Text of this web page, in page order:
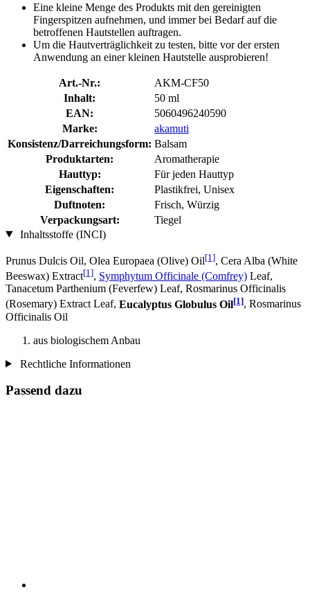
Eine kleine Menge des Produkts mit den gereinigten
Fingerspitzen aufnehmen, und immer bei Bedarf auf die
betroffenen Hautstellen auftragen.
Um die Hautverträglichkeit zu testen, bitte vor der ersten
Anwendung an einer kleinen Hautstelle ausprobieren!
Art.-Nr.:
AKM-CF50
Inhalt:
50 ml
EAN:
5060496240590
Marke:
akamuti
Konsistenz/Darreichungsform: Balsam
Produktarten:
Aromatherapie
Hauttyp:
Für jeden Hauttyp
Eigenschaften:
Plastikfrei, Unisex
Duftnoten:
Frisch, Würzig
Verpackungsart:
Tiegel
Inhaltsstoffe (INCI)
Prunus Dulcis Oil, Olea Europaea (Olive) Oil[1], Cera Alba (White
Beeswax) Extract[1], Symphytum Officinale (Comfrey) Leaf,
Tanacetum Parthenium (Feverfew) Leaf, Rosmarinus Officinalis
(Rosemary) Extract Leaf, Eucalyptus Globulus Oil[1], Rosmarinus
Officinalis Oil
aus biologischem Anbau
Rechtliche Informationen
Passend dazu